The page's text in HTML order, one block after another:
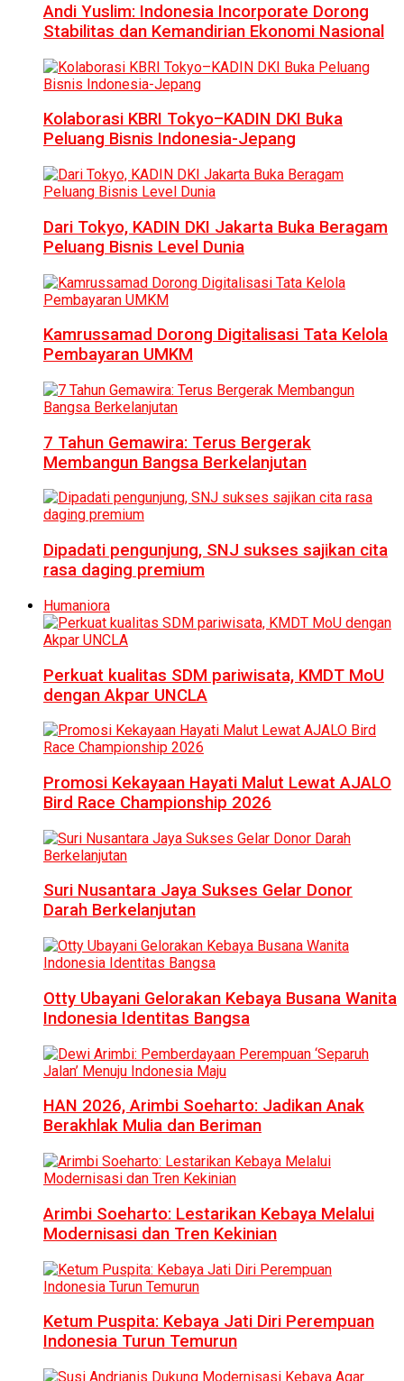
Andi Yuslim: Indonesia Incorporate Dorong
Stabilitas dan Kemandirian Ekonomi Nasional
Kolaborasi KBRI Tokyo–KADIN DKI Buka
Peluang Bisnis Indonesia-Jepang
Dari Tokyo, KADIN DKI Jakarta Buka Beragam
Peluang Bisnis Level Dunia
Kamrussamad Dorong Digitalisasi Tata Kelola
Pembayaran UMKM
7 Tahun Gemawira: Terus Bergerak
Membangun Bangsa Berkelanjutan
Dipadati pengunjung, SNJ sukses sajikan cita
rasa daging premium
Humaniora
Perkuat kualitas SDM pariwisata, KMDT MoU
dengan Akpar UNCLA
Promosi Kekayaan Hayati Malut Lewat AJALO
Bird Race Championship 2026
Suri Nusantara Jaya Sukses Gelar Donor
Darah Berkelanjutan
Otty Ubayani Gelorakan Kebaya Busana Wanita
Indonesia Identitas Bangsa
HAN 2026, Arimbi Soeharto: Jadikan Anak
Berakhlak Mulia dan Beriman
Arimbi Soeharto: Lestarikan Kebaya Melalui
Modernisasi dan Tren Kekinian
Ketum Puspita: Kebaya Jati Diri Perempuan
Indonesia Turun Temurun